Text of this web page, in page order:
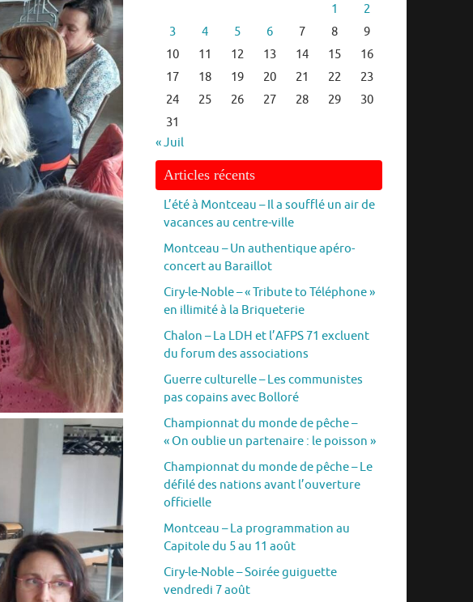
1
2
3
4 5 6 7 8
9
10
11 12 13 14 15
16
17
18 19 20 21 22
23
24
25 26 27 28 29
30
31
« Juil
Articles récents
L’été à Montceau – Il a soufflé un air de
vacances au centre-ville
Montceau – Un authentique apéro-
concert au Baraillot
Ciry-le-Noble – « Tribute to Téléphone »
en illimité à la Briqueterie
Chalon – La LDH et l’AFPS 71 excluent
du forum des associations
Guerre culturelle – Les communistes
pas copains avec Bolloré
Championnat du monde de pêche –
« On oublie un partenaire : le poisson »
Championnat du monde de pêche – Le
défilé des nations avant l’ouverture
officielle
Montceau – La programmation au
Capitole du 5 au 11 août
Ciry-le-Noble – Soirée guiguette
vendredi 7 août